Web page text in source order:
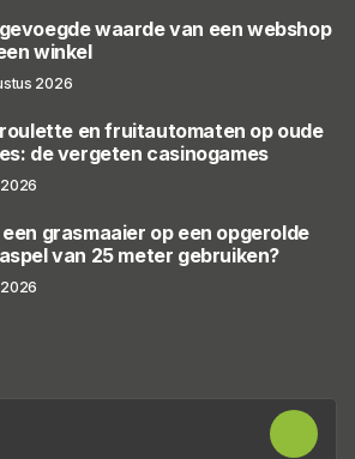
waarde van een webshop
winkel
2026
en fruitautomaten op oude
de vergeten casinogames
grasmaaier op een opgerolde
van 25 meter gebruiken?